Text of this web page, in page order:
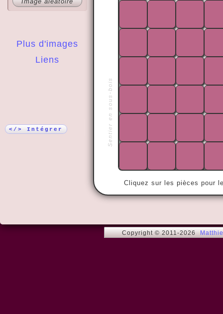
Plus d'images
Liens
</> Intégrer Sentier en sous-bois
Cliquez sur les pièces pour
« Une
Copyright © 2011-2026